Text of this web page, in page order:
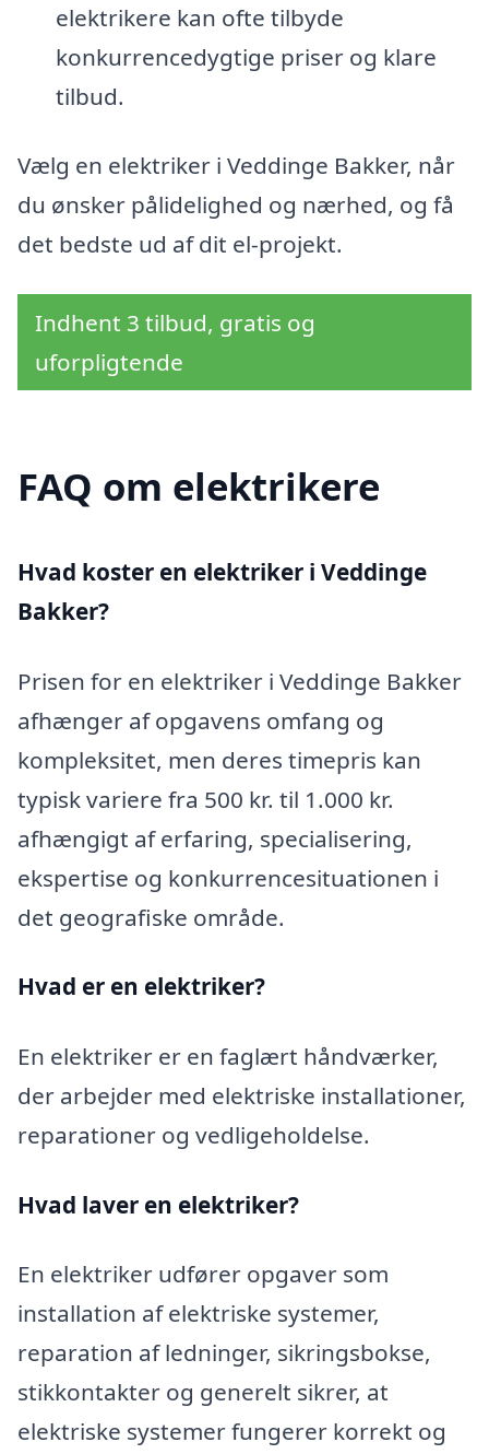
elektrikere kan ofte tilbyde
konkurrencedygtige priser og klare
tilbud.
Vælg en elektriker i Veddinge Bakker, når
du ønsker pålidelighed og nærhed, og få
det bedste ud af dit el-projekt.
Indhent 3 tilbud, gratis og
uforpligtende
FAQ om elektrikere
Hvad koster en elektriker i Veddinge
Bakker?
Prisen for en elektriker i Veddinge Bakker
afhænger af opgavens omfang og
kompleksitet, men deres timepris kan
typisk variere fra 500 kr. til 1.000 kr.
afhængigt af erfaring, specialisering,
ekspertise og konkurrencesituationen i
det geografiske område.
Hvad er en elektriker?
En elektriker er en faglært håndværker,
der arbejder med elektriske installationer,
reparationer og vedligeholdelse.
Hvad laver en elektriker?
En elektriker udfører opgaver som
installation af elektriske systemer,
reparation af ledninger, sikringsbokse,
stikkontakter og generelt sikrer, at
elektriske systemer fungerer korrekt og